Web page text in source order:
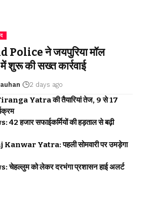
ने जयपुरिया मॉल
शुरू की सख्त कार्रवाई
2 days ago
Yatra की तैयारियां तेज, 9 से 17
हजार सफाईकर्मियों की हड़ताल से बढ़ी
Yatra: पहली सोमवारी पर उमड़ेगा
को लेकर दरभंगा प्रशासन हाई अलर्ट